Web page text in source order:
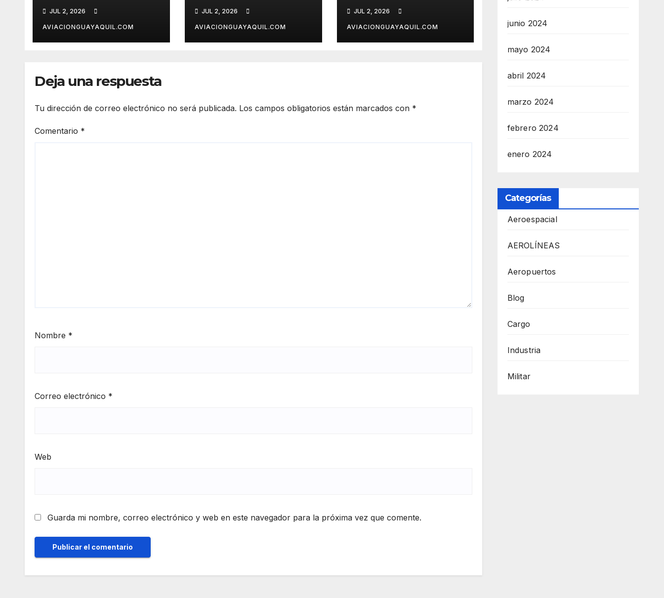
terremoto en
Venezuela
JUL 2, 2026
AVIACIONGUAYAQUIL.COM
Cartagena
JUL 2, 2026
AVIACIONGUAYAQUIL.COM
el 250° aniversario
de Estados Unidos
JUL 2, 2026
AVIACIONGUAYAQUIL.COM
Deja una respuesta
Tu dirección de correo electrónico no será publicada. Los campos obligatorios están marcados con *
Comentario *
Nombre *
Correo electrónico *
Web
Guarda mi nombre, correo electrónico y web en este navegador para la próxima vez que comente.
junio 2024
mayo 2024
abril 2024
marzo 2024
febrero 2024
enero 2024
Categorías
Aeroespacial
AEROLÍNEAS
Aeropuertos
Blog
Cargo
Industria
Militar